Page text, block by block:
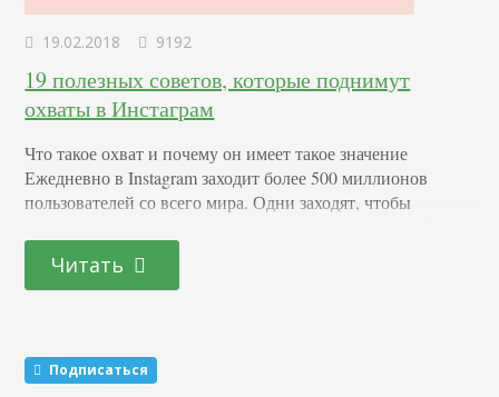
19.02.2018 9192
19 полезных советов, которые поднимут
охваты в Инстаграм
Что такое охват и почему он имеет такое значение
Ежедневно в Instagram заходит более 500 миллионов
пользователей со всего мира. Одни заходят, чтобы
чтобы продать свой продукт. Однако для этого им
необходимо знать, как увеличить охват в Инстаграме. И с
Читать
Подписаться